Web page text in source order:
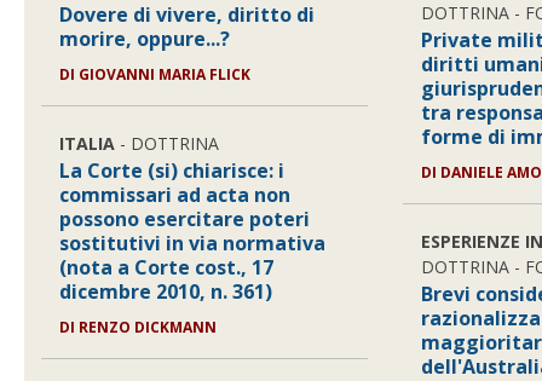
Dovere di vivere, diritto di
morire, oppure...?
DI GIOVANNI MARIA FLICK
ITALIA - DOTTRINA
La Corte (si) chiarisce: i
commissari ad acta non
possono esercitare poteri
sostitutivi in via normativa
(nota a Corte cost., 17
dicembre 2010, n. 361)
DI RENZO DICKMANN
DOTTRINA -
Private
diritti
tra
forme di
DI DANIELE
ESPERIENZE
DOTTRINA -
Brevi